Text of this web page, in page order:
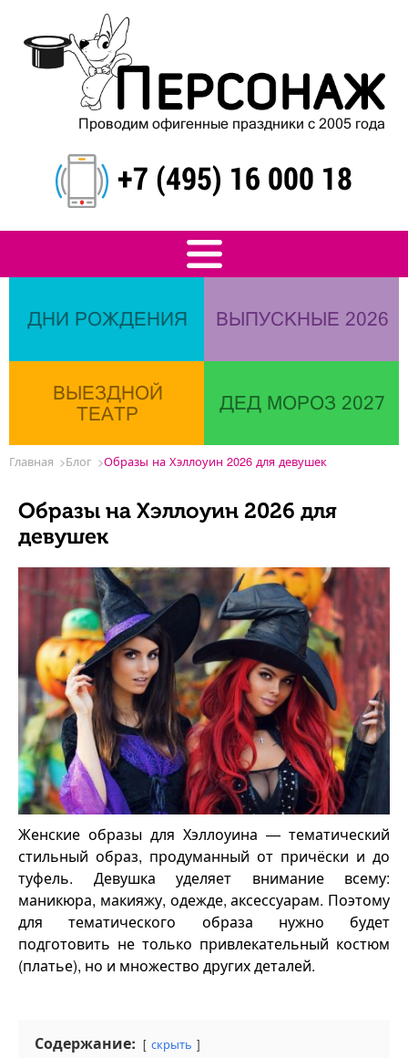
Проводим офигенные праздники с 2005 года
+7 (495) 16 000 18
ДНИ РОЖДЕНИЯ ВЫПУСКНЫЕ 2026
ВЫЕЗДНОЙ
ТЕАТР
ДЕД МОРОЗ 2027
Главная Блог Образы на Хэллоуин 2026 для девушек
Образы на Хэллоуин 2026 для
девушек
Женские образы для Хэллоуина — тематический
стильный образ, продуманный от причёски и до
туфель. Девушка уделяет внимание всему:
маникюра, макияжу, одежде, аксессуарам. Поэтому
для тематического образа нужно будет
подготовить не только привлекательный костюм
(платье), но и множество других деталей.
Содержание: скрыть